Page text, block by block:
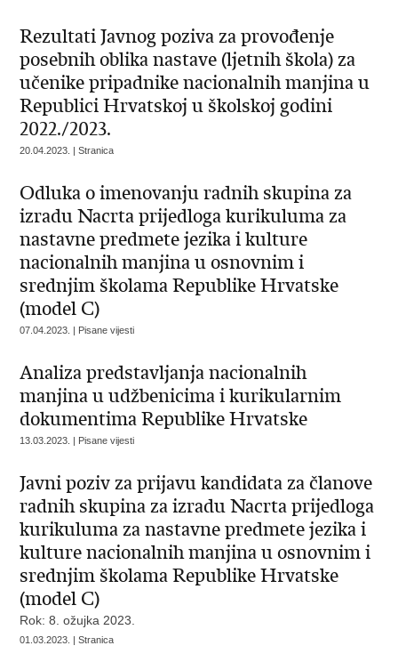
Rezultati Javnog poziva za provođenje
posebnih oblika nastave (ljetnih škola) za
učenike pripadnike nacionalnih manjina u
Republici Hrvatskoj u školskoj godini
2022./2023.
20.04.2023. | Stranica
Odluka o imenovanju radnih skupina za
izradu Nacrta prijedloga kurikuluma za
nastavne predmete jezika i kulture
nacionalnih manjina u osnovnim i
srednjim školama Republike Hrvatske
(model C)
07.04.2023. | Pisane vijesti
Analiza predstavljanja nacionalnih
manjina u udžbenicima i kurikularnim
dokumentima Republike Hrvatske
13.03.2023. | Pisane vijesti
Javni poziv za prijavu kandidata za članove
radnih skupina za izradu Nacrta prijedloga
kurikuluma za nastavne predmete jezika i
kulture nacionalnih manjina u osnovnim i
srednjim školama Republike Hrvatske
(model C)
Rok: 8. ožujka 2023.
01.03.2023. | Stranica